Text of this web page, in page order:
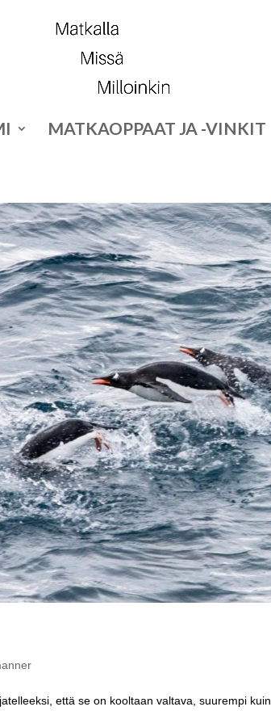
MATKAOPPAAT JA -VINKIT
että se on kooltaan valtava, suurempi kuin